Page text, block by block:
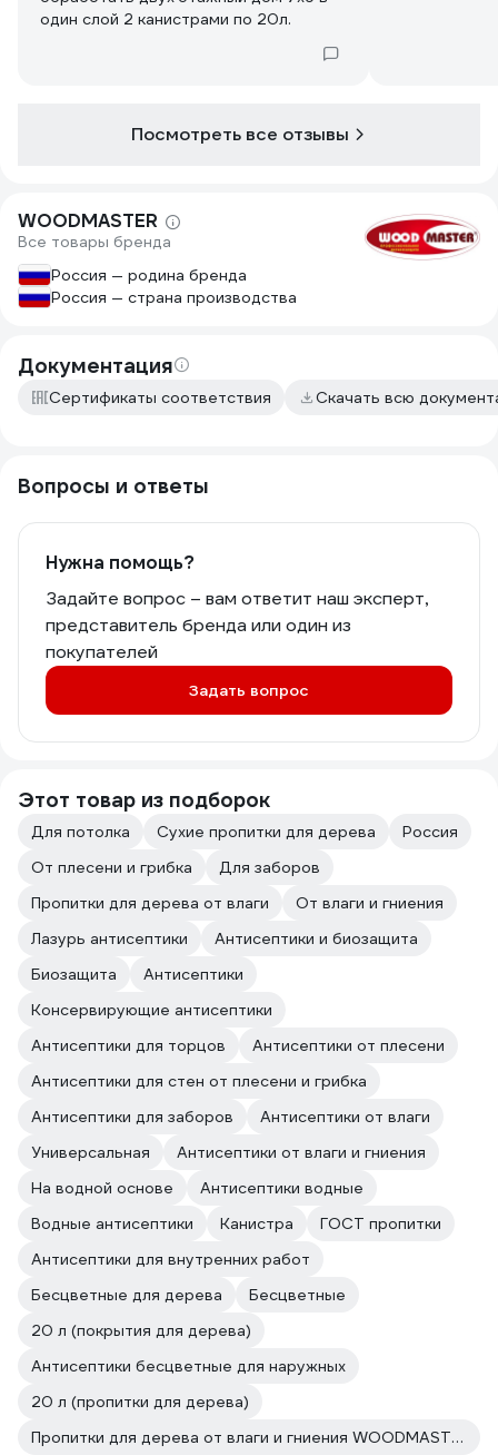
один слой 2 канистрами по 20л.
Посмотреть все отзывы
WOODMASTER
Все товары бренда
Россия — родина бренда
Россия — страна производства
Документация
Сертификаты соответствия Скачать всю
Вопросы и ответы
Нужна помощь?
Задайте вопрос – вам ответит наш эксперт,
представитель бренда или один из
покупателей
Задать вопрос
Этот товар из подборок
Для потолка Сухие пропитки для дерева
Россия
От плесени и грибка
Для заборов
Пропитки для дерева от влаги
От влаги и гниения
Лазурь антисептики
Антисептики и биозащита
Биозащита
Антисептики
Консервирующие антисептики
Антисептики для торцов
Антисептики от плесени
Антисептики для стен от плесени и грибка
Антисептики для заборов
Антисептики от влаги
Универсальная
Антисептики от влаги и гниения
На водной основе
Антисептики водные
Водные антисептики
Канистра
ГОСТ пропитки
Антисептики для внутренних работ
Бесцветные для дерева
Бесцветные
20 л (покрытия для дерева)
Антисептики бесцветные для наружных
20 л (пропитки для дерева)
Пропитки для дерева от влаги и гниения WOODMASTER